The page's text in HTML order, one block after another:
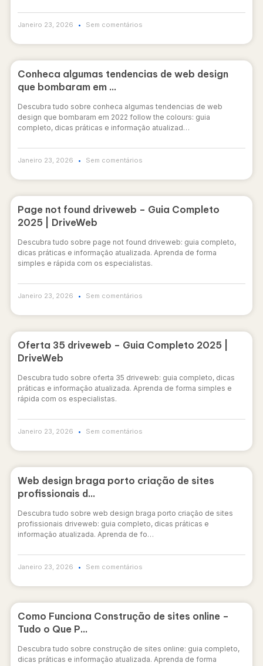
Janeiro 23, 2026 Sem comentários
Conheca algumas tendencias de web design
que bombaram em …
Descubra tudo sobre conheca algumas tendencias de web
design que bombaram em 2022 follow the colours: guia
completo, dicas práticas e informação atualizad…
Janeiro 23, 2026 Sem comentários
Page not found driveweb – Guia Completo
2025 | DriveWeb
Descubra tudo sobre page not found driveweb: guia completo,
dicas práticas e informação atualizada. Aprenda de forma
simples e rápida com os especialistas.
Janeiro 23, 2026 Sem comentários
Oferta 35 driveweb – Guia Completo 2025 |
DriveWeb
Descubra tudo sobre oferta 35 driveweb: guia completo, dicas
práticas e informação atualizada. Aprenda de forma simples e
rápida com os especialistas.
Janeiro 23, 2026 Sem comentários
Web design braga porto criação de sites
profissionais d…
Descubra tudo sobre web design braga porto criação de sites
profissionais driveweb: guia completo, dicas práticas e
informação atualizada. Aprenda de fo…
Janeiro 23, 2026 Sem comentários
Como Funciona Construção de sites online –
Tudo o Que P…
Descubra tudo sobre construção de sites online: guia completo,
dicas práticas e informação atualizada. Aprenda de forma